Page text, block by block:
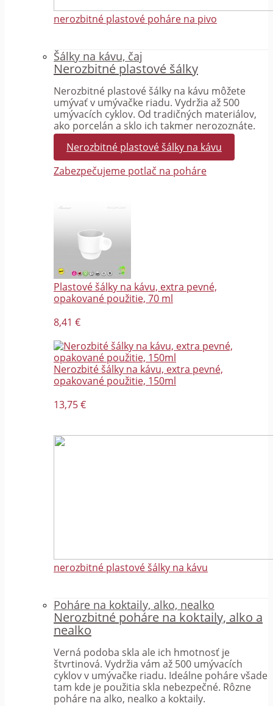
nerozbitné plastové poháre na pivo
Šálky na kávu, čaj
Nerozbitné plastové šálky
Nerozbitné plastové šálky na kávu môžete
umývať v umývačke riadu. Vydržia až 500
umývacích cyklov. Od tradičných materiálov,
ako porcelán a sklo ich takmer nerozoznáte.
Nerozbitné plastové šálky na kávu
Zabezpečujeme potlač na poháre
Plastové šálky na kávu, extra pevné,
opakované použitie, 70 ml
8,41 €
Nerozbité šálky na kávu, extra pevné,
opakované použitie, 150ml
13,75 €
nerozbitné plastové šálky na kávu
Poháre na koktaily, alko, nealko
Nerozbitné poháre na koktaily, alko a
nealko
Verná podoba skla ale ich hmotnosť je
štvrtinová. Vydržia vám až 500 umývacích
cyklov v umývačke riadu. Ideálne poháre všade
tam kde je použitia skla nebezpečné. Rôzne
poháre na alko, nealko a koktaily.